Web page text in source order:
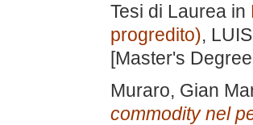
Tesi di Laurea in
progredito),
[Master's
Muraro, Gian
commodity nel